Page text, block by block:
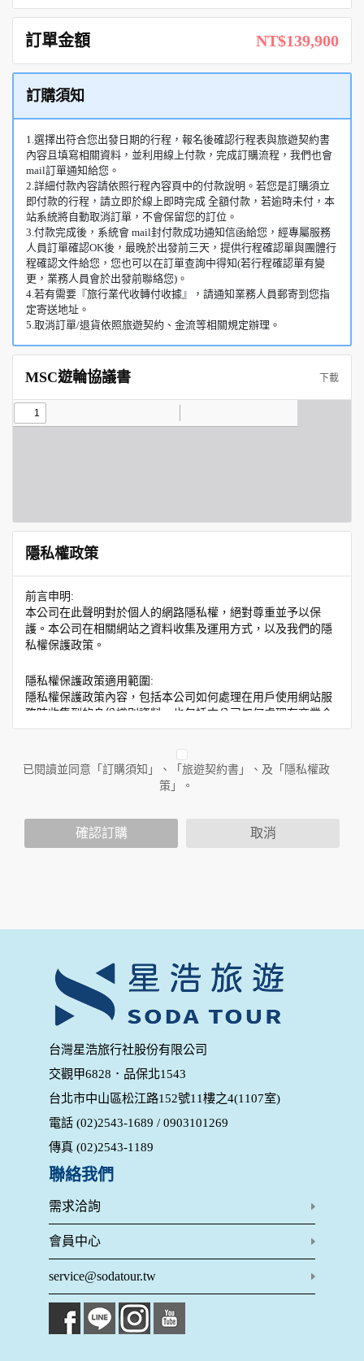
訂單金額 NT$139,900
訂購須知
1.選擇出符合您出發日期的行程，報名後確認行程表與旅遊契約書
內容且填寫相關資料，並利用線上付款，完成訂購流程，我們也會
mail訂單通知給您。
2.詳細付款內容請依照行程內容頁中的付款說明。若您是訂購須立
即付款的行程，請立即於線上即時完成 全額付款，若逾時未付，本
站系統將自動取消訂單，不會保留您的訂位。
3.付款完成後，系統會 mail封付款成功通知信函給您，經專屬服務
人員訂單確認OK後，最晚於出發前三天，提供行程確認單與團體行
程確認文件給您，您也可以在訂單查詢中得知(若行程確認單有變
更，業務人員會於出發前聯絡您)。
4.若有需要『旅行業代收轉付收據』，請通知業務人員郵寄到您指
定寄送地址。
5.取消訂單/退貨依照旅遊契約、金流等相關規定辦理。
MSC遊輪協議書 下載
隱私權政策
前言申明:
本公司在此聲明對於個人的網路隱私權，絕對尊重並予以保
護。本公司在相關網站之資料收集及運用方式，以及我們的隱
私權保護政策。
隱私權保護政策適用範圍:
隱私權保護政策內容，包括本公司如何處理在用戶使用網站服
務時收集到的身份識別資料，也包括本公司如何處理在商業合
作與本公司合作時分享的任何身份識別資料。隱私權保護政策
人員。例如您透過本公司旗下網站上的廣告廠商連結，這些置
放連結的廠商也可能蒐集您個人的資料。對於您主動提供的個
人資訊，這些廣告廠商或連結網站有其個別的隱私權保護政
您個人在本網站上的聊天室或討論區中任意公開個人資料的行
個人的資料，其範圍如下：
您所提供的姓名、電子郵件地址、聯絡方式及使用時間等。
於一般瀏覽時，伺服器會自行記錄相關行徑，包括您使用連線
設備的 IP 位址、使用時間、使用的瀏覽器、瀏覽及點選資料記
錄等，做為我們增進網站服務的參考依據，此記錄為內部應
用，決不對外公布。
為提供精確的服務，我們會將收集的問卷調查內容進行統計與
分析，分析結果之統計數據或說明文字呈現，除供內部研究
外，我們會視需要公佈統計數據及說明文字，但不涉及特定個
人之資料。
除非取得您的同意或其他法令之特別規定，本網站絕不會將您
的個人資料揭露予第三人或使用於蒐集目的以外之其他用途。
在您於本網站註冊帳號、使用本網站相關產品、服務、活動或
贈獎時，本網站會收集您的個人識別資料，本網站也可以從商
業夥伴處取得個人資料。
身份證字號、電子郵件、出生日期、性別、行業等相關資料，
當您註冊成功，並登入使用我們的服務後，我們即取得您的資
料。註冊時，本網站取得您的姓名、電話、住址、身份證字
成功，並登入使用我們的服務後，本網站即取得您的資料。
其他除了上述，會保留您在上網瀏覽或查詢時，伺服器自行產
生的相關記錄，包括您使用連線設備的 IP 位址、使用時間、使
用的瀏覽器、瀏覽及點選資料紀錄等。本網站會對個別連線者
的瀏覽器予以標示，歸納使用者瀏覽器在本網站內部所瀏覽的
已閱讀並同意「訂購須知」、「旅遊契約書」、及「隱私權政
策」。
確認訂購 取消
台灣星浩旅行社股份有限公司
交觀甲6828．品保北1543
台北市中山區松江路152號11樓之4(1107室)
電話 (02)2543-1689 / 0903101269
傳真 (02)2543-1189
聯絡我們
需求洽詢
會員中心
service@sodatour.tw